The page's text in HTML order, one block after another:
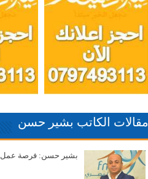
مقالات الكاتب بشير حسن
بشير حسن: فرصة عمل